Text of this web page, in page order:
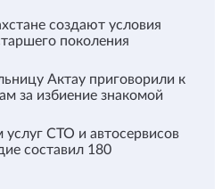
создают условия
поколения
Актау приговорили к
за избиение знакомой
СТО и автосервисов
составил 180